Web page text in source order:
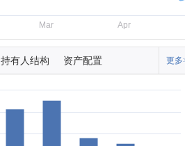
Mar
Apr
持有人结构 资产配置 更多